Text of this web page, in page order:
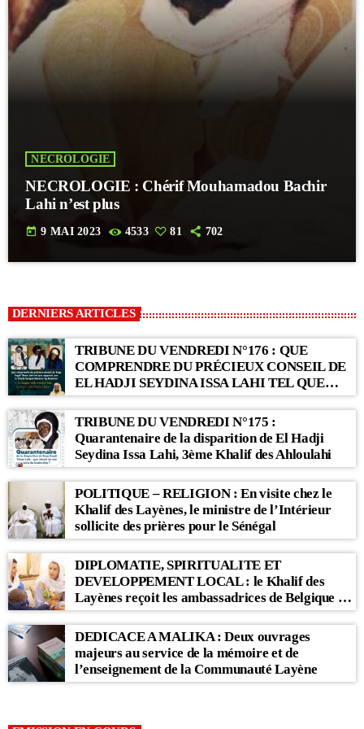
NECROLOGIE
NECROLOGIE : Chérif Mouhamadou Bachir
Lahi n’est plus
today 9 MAI 2023 4533 81 702
DERNIERS ARTICLES
TRIBUNE DU VENDREDI N°176 : QUE
COMPRENDRE DU PRÉCIEUX CONSEIL DE
EL HADJI SEYDINA ISSA LAHI TEL QUE
RAPPORTÉ PAR LE KHALIF SERIGNE
BABACAR SY MANSOUR : « Li Baax Matul
Kër, Li Bon Matul Kër »
TRIBUNE DU VENDREDI N°175 :
Quarantenaire de la disparition de El Hadji
Seydina Issa Lahi, 3ème Khalif des Ahloulahi
POLITIQUE – RELIGION : En visite chez le
Khalif des Layènes, le ministre de l’Intérieur
sollicite des prières pour le Sénégal
DIPLOMATIE, SPIRITUALITE ET
DEVELOPPEMENT LOCAL : le Khalif des
Layènes reçoit les ambassadrices de Belgique et
des Pays-Bas
DEDICACE A MALIKA : Deux ouvrages
majeurs au service de la mémoire et de
l’enseignement de la Communauté Layène